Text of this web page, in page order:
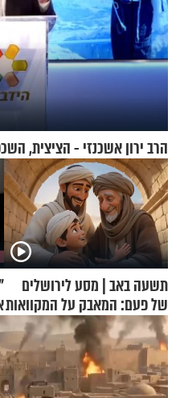
הרב ירון אשכנזי - הציצית,
תשעה באב | מסע לירושלים
של פעם: המאבק על המקוואות